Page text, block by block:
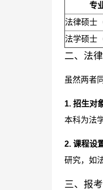
专
法律硕士
法学硕士
二、法
虽然两者
1. 招生对
本科为法
2. 课程设
研究，如
三、报